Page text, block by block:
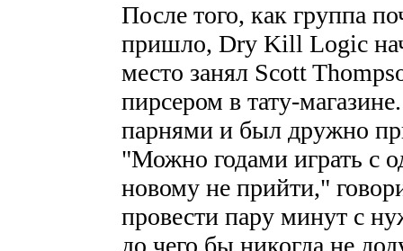
После того, как группа
пришло, Dry Kill Logic
место занял Scott
пирсером в тату-
парнями и был дружно
"Можно годами играть с
новому не прийти,"
провести пару минут с